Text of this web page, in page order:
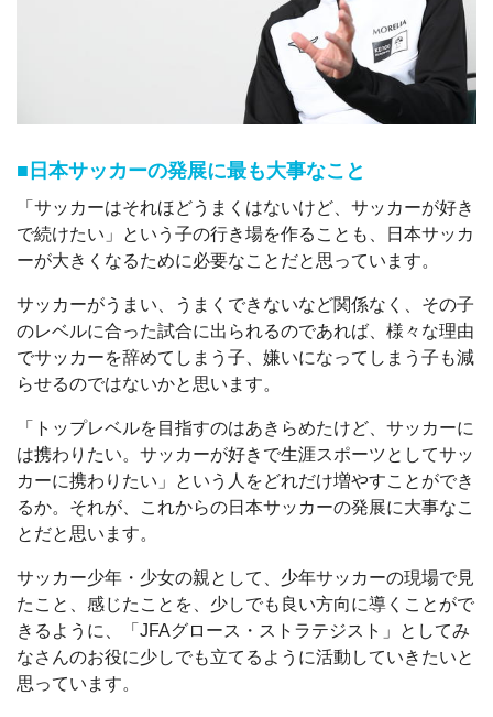
■日本サッカーの発展に最も大事なこと
「サッカーはそれほどうまくはないけど、サッカーが好き
で続けたい」という子の行き場を作ることも、日本サッカ
ーが大きくなるために必要なことだと思っています。
サッカーがうまい、うまくできないなど関係なく、その子
のレベルに合った試合に出られるのであれば、様々な理由
でサッカーを辞めてしまう子、嫌いになってしまう子も減
らせるのではないかと思います。
「トップレベルを目指すのはあきらめたけど、サッカーに
は携わりたい。サッカーが好きで生涯スポーツとしてサッ
カーに携わりたい」という人をどれだけ増やすことができ
るか。それが、これからの日本サッカーの発展に大事なこ
とだと思います。
サッカー少年・少女の親として、少年サッカーの現場で見
たこと、感じたことを、少しでも良い方向に導くことがで
きるように、「JFAグロース・ストラテジスト」としてみ
なさんのお役に少しでも立てるように活動していきたいと
思っています。